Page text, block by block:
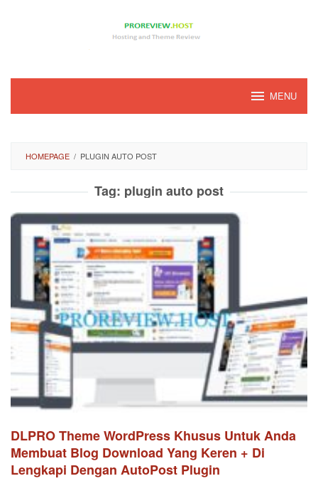
MENU
HOMEPAGE / PLUGIN AUTO POST
Tag: plugin auto post
DLPRO Theme WordPress Khusus Untuk Anda
Membuat Blog Download Yang Keren + Di
Lengkapi Dengan AutoPost Plugin